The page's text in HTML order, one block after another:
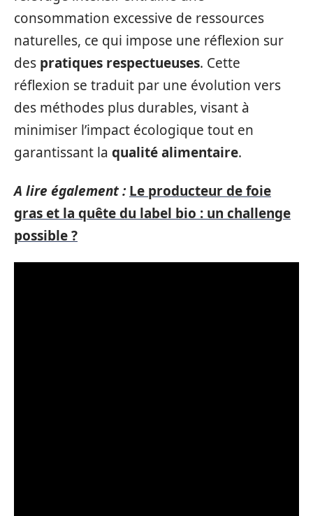
consommation excessive de ressources
naturelles, ce qui impose une réflexion sur
des pratiques respectueuses. Cette
réflexion se traduit par une évolution vers
des méthodes plus durables, visant à
minimiser l’impact écologique tout en
garantissant la qualité alimentaire.
A lire également : Le producteur de foie
gras et la quête du label bio : un challenge
possible ?